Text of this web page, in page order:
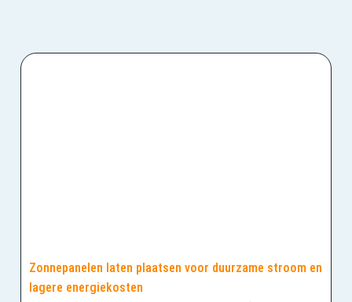
Zonnepanelen laten plaatsen voor duurzame stroom en
lagere energiekosten